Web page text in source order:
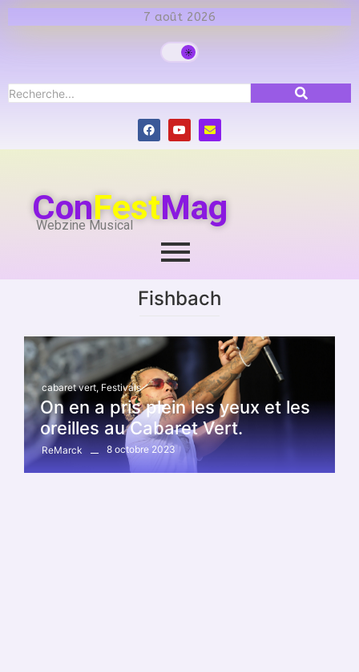
7 août 2026
ConFestMag
Webzine Musical
Fishbach
cabaret vert, Festivals
On en a pris plein les yeux et les
oreilles au Cabaret Vert.
ReMarck 8 octobre 2023